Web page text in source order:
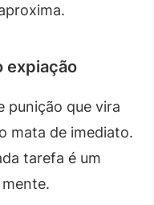
expiação
punição que vira
mata de imediato.
tarefa é um